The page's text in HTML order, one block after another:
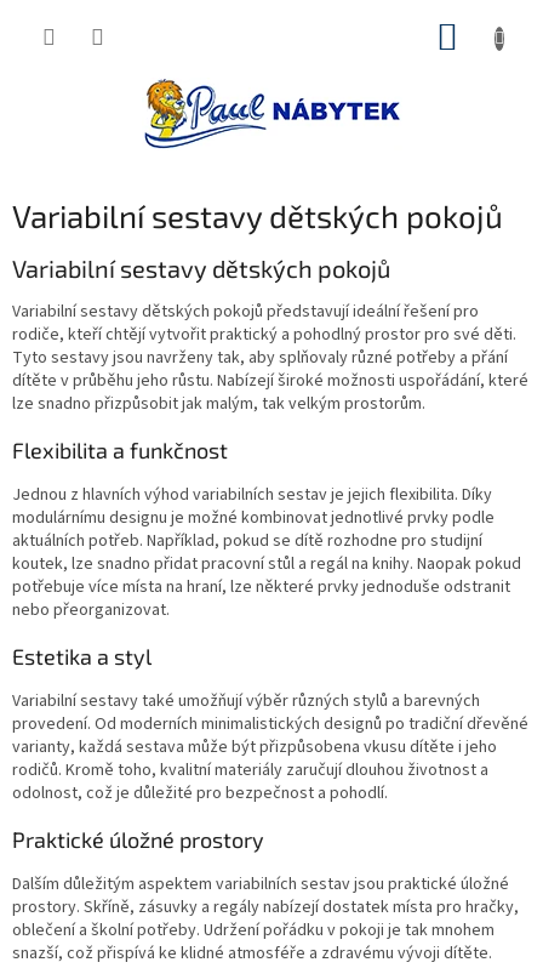
Variabilní sestavy dětských pokojů
Variabilní sestavy dětských pokojů
Variabilní sestavy dětských pokojů představují ideální řešení pro
rodiče, kteří chtějí vytvořit praktický a pohodlný prostor pro své děti.
Tyto sestavy jsou navrženy tak, aby splňovaly různé potřeby a přání
dítěte v průběhu jeho růstu. Nabízejí široké možnosti uspořádání, které
lze snadno přizpůsobit jak malým, tak velkým prostorům.
Flexibilita a funkčnost
Jednou z hlavních výhod variabilních sestav je jejich flexibilita. Díky
modulárnímu designu je možné kombinovat jednotlivé prvky podle
aktuálních potřeb. Například, pokud se dítě rozhodne pro studijní
koutek, lze snadno přidat pracovní stůl a regál na knihy. Naopak pokud
potřebuje více místa na hraní, lze některé prvky jednoduše odstranit
nebo přeorganizovat.
Estetika a styl
Variabilní sestavy také umožňují výběr různých stylů a barevných
provedení. Od moderních minimalistických designů po tradiční dřevěné
varianty, každá sestava může být přizpůsobena vkusu dítěte i jeho
rodičů. Kromě toho, kvalitní materiály zaručují dlouhou životnost a
odolnost, což je důležité pro bezpečnost a pohodlí.
Praktické úložné prostory
Dalším důležitým aspektem variabilních sestav jsou praktické úložné
prostory. Skříně, zásuvky a regály nabízejí dostatek místa pro hračky,
oblečení a školní potřeby. Udržení pořádku v pokoji je tak mnohem
snazší, což přispívá ke klidné atmosféře a zdravému vývoji dítěte.